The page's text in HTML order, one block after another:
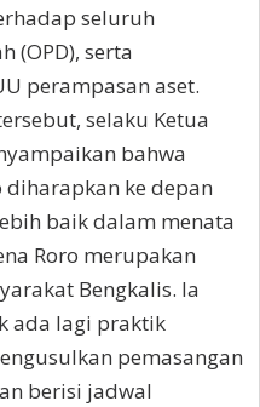
seluruh
(OPD), serta
perampasan aset.
selaku Ketua
bahwa
ke depan
baik dalam menata
Roro merupakan
Bengkalis. Ia
ada lagi praktik
pemasangan
berisi jadwal